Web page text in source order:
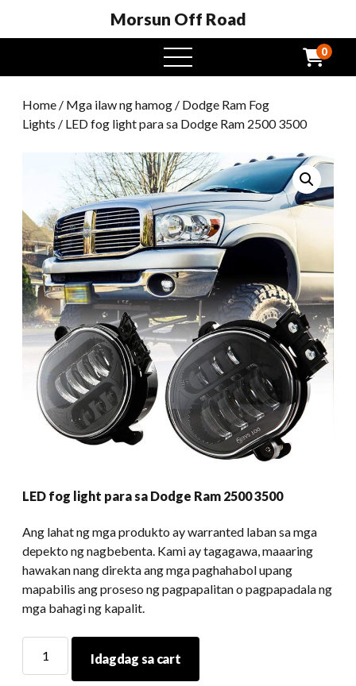
Morsun Off Road
Buksan
ang
0
Home / Mga ilaw ng hamog / Dodge Ram Fog
Lights / LED fog light para sa Dodge Ram 2500 3500
LED fog light para sa Dodge Ram 2500 3500
Ang lahat ng mga produkto ay warranted laban sa mga
depekto ng nagbebenta. Kami ay tagagawa, maaaring
hawakan nang direkta ang mga paghahabol upang
mapabilis ang proseso ng pagpapalitan o pagpapadala ng
mga bahagi ng kapalit.
Idagdag sa cart